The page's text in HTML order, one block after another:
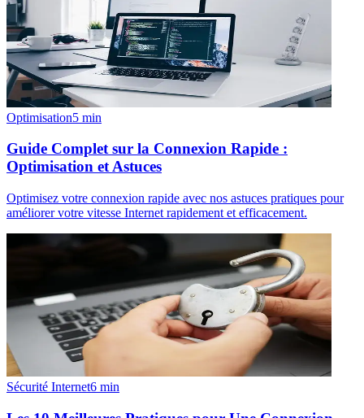
Optimisation5 min
Guide Complet sur la Connexion Rapide :
Optimisation et Astuces
Optimisez votre connexion rapide avec nos astuces pratiques pour
améliorer votre vitesse Internet rapidement et efficacement.
Sécurité Internet6 min